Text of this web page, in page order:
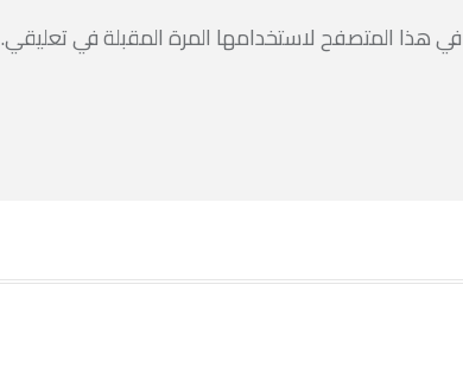
هذا المتصفح لاستخدامها المرة المقبلة في تعليقي.